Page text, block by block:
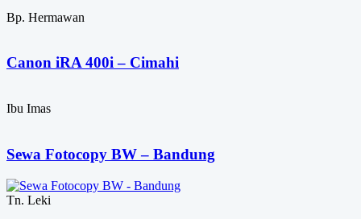
Bp. Hermawan
Canon iRA 400i – Cimahi
Ibu Imas
Sewa Fotocopy BW – Bandung
Tn. Leki